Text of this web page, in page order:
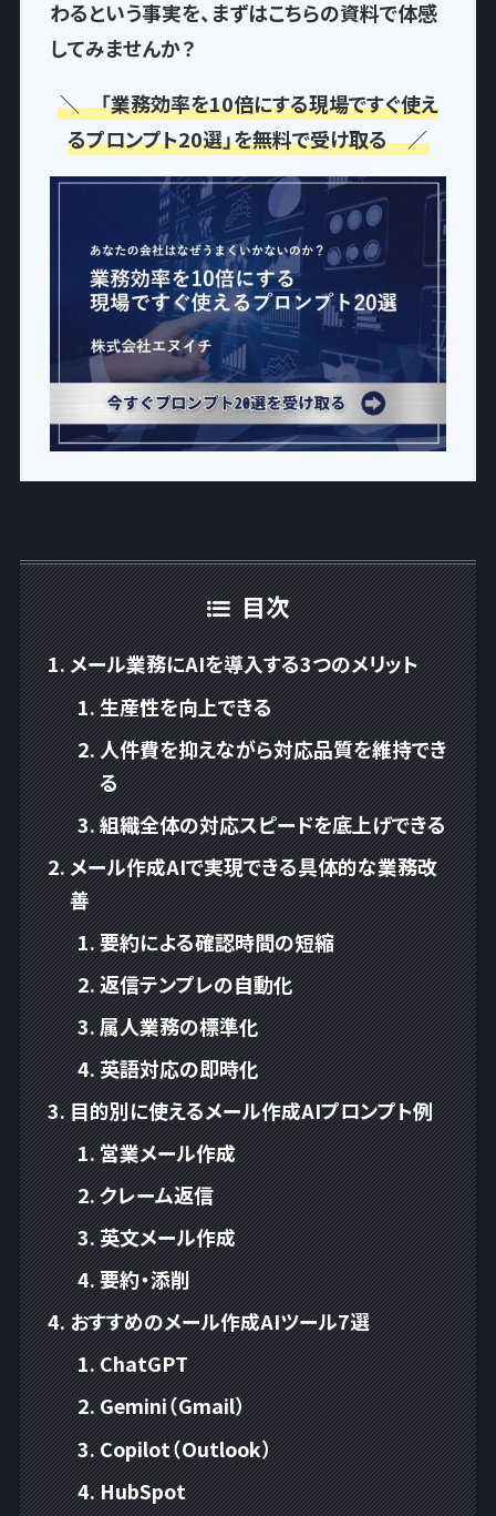
わるという事実を、まずはこちらの資料で体感
してみませんか？
＼ 「業務効率を10倍にする現場ですぐ使え
るプロンプト20選」を無料で受け取る ／
目次
メール業務にAIを導入する3つのメリット
生産性を向上できる
人件費を抑えながら対応品質を維持でき
る
組織全体の対応スピードを底上げできる
メール作成AIで実現できる具体的な業務改
善
要約による確認時間の短縮
返信テンプレの自動化
属人業務の標準化
英語対応の即時化
目的別に使えるメール作成AIプロンプト例
営業メール作成
クレーム返信
英文メール作成
要約・添削
おすすめのメール作成AIツール7選
ChatGPT
Gemini（Gmail）
Copilot（Outlook）
HubSpot